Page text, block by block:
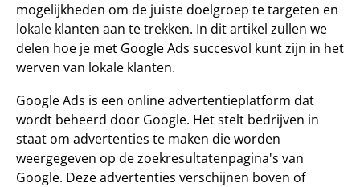
mogelijkheden om de juiste doelgroep te targeten en
lokale klanten aan te trekken. In dit artikel zullen we
delen hoe je met Google Ads succesvol kunt zijn in het
werven van lokale klanten.
Google Ads is een online advertentieplatform dat
wordt beheerd door Google. Het stelt bedrijven in
staat om advertenties te maken die worden
weergegeven op de zoekresultatenpagina's van
Google. Deze advertenties verschijnen boven of